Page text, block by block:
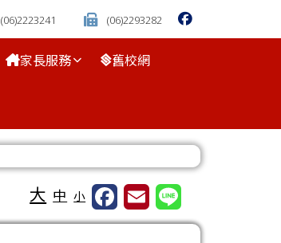
(06)2223241 (06)2293282
家長服務 舊校網
大 中 小